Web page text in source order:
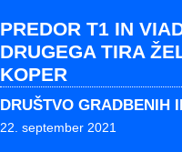
PREDOR T1 IN
DRUGEGA TIRA
KOPER
DRUŠTVO GRADBENIH
22. september 2021